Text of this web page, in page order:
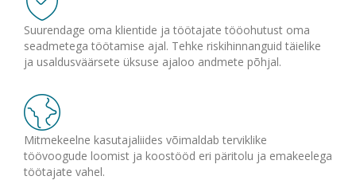
Suurendage oma klientide ja töötajate tööohutust oma
seadmetega töötamise ajal. Tehke riskihinnanguid täielike
ja usaldusväärsete üksuse ajaloo andmete põhjal.
Mitmekeelne kasutajaliides võimaldab terviklike
töövoogude loomist ja koostööd eri päritolu ja emakeelega
töötajate vahel.